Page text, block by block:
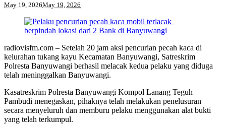
May 19, 2026May 19, 2026
radiovisfm.com – Setelah 20 jam aksi pencurian pecah kaca di
kelurahan tukang kayu Kecamatan Banyuwangi, Satreskrim
Polresta Banyuwangi berhasil melacak kedua pelaku yang diduga
telah meninggalkan Banyuwangi.
Kasatreskrim Polresta Banyuwangi Kompol Lanang Teguh
Pambudi menegaskan, pihaknya telah melakukan penelusuran
secara menyeluruh dan memburu pelaku menggunakan alat bukti
yang telah terkumpul.